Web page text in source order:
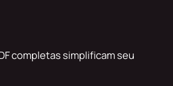
completas simplificam seu